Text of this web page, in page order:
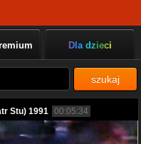
Dla dzieci
szukaj
Stu) 1991 00:05:34